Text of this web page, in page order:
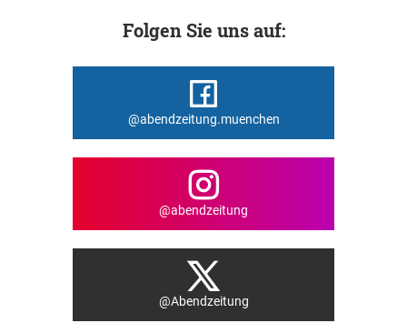
Folgen Sie uns auf:
@abendzeitung.muenchen
@abendzeitung
@Abendzeitung